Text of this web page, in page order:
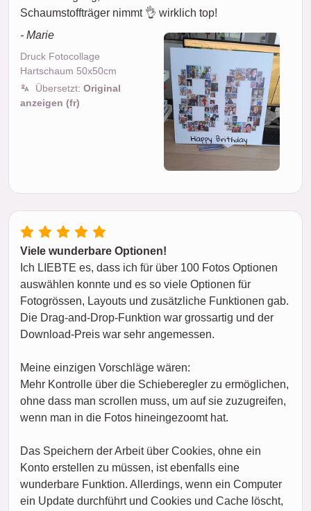
Schaumstoffträger nimmt 👌 wirklich top!
- Marie
Druck Fotocollage
Hartschaum 50x50cm
Übersetzt: Original
anzeigen (fr)
Viele wunderbare Optionen!
Ich LIEBTE es, dass ich für über 100 Fotos Optionen
auswählen konnte und es so viele Optionen für
Fotogrössen, Layouts und zusätzliche Funktionen gab.
Die Drag-and-Drop-Funktion war grossartig und der
Download-Preis war sehr angemessen.
Meine einzigen Vorschläge wären:
Mehr Kontrolle über die Schieberegler zu ermöglichen,
ohne dass man scrollen muss, um auf sie zuzugreifen,
wenn man in die Fotos hineingezoomt hat.
Das Speichern der Arbeit über Cookies, ohne ein
Konto erstellen zu müssen, ist ebenfalls eine
wunderbare Funktion. Allerdings, wenn ein Computer
ein Update durchführt und Cookies und Cache löscht,